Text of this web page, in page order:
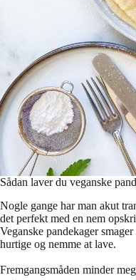
Sådan laver du veganske
Nogle gange har man akut
det perfekt med en nem
Veganske pandekager
hurtige og nemme at lave.
Fremgangsmåden minder